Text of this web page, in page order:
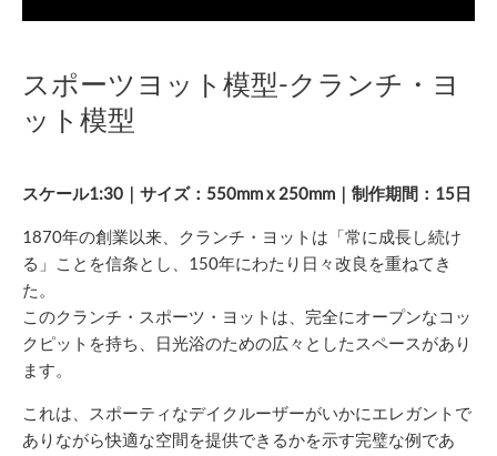
スポーツヨット模型-クランチ・ヨ
ット模型
スケール1:30｜サイズ：550mm x 250mm｜制作期間：15日
1870年の創業以来、クランチ・ヨットは「常に成長し続け
る」ことを信条とし、150年にわたり日々改良を重ねてき
た。
このクランチ・スポーツ・ヨットは、完全にオープンなコッ
クピットを持ち、日光浴のための広々としたスペースがあり
ます。
これは、スポーティなデイクルーザーがいかにエレガントで
ありながら快適な空間を提供できるかを示す完璧な例であ